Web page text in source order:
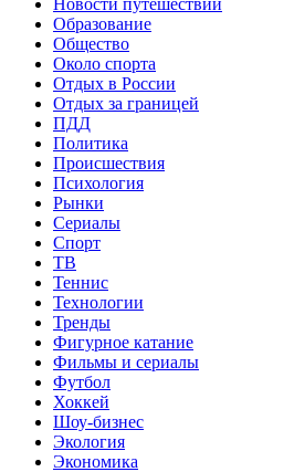
Образование
Общество
Около спорта
Отдых в России
Отдых за границей
ПДД
Политика
Происшествия
Психология
Рынки
Сериалы
Спорт
ТВ
Теннис
Технологии
Тренды
Фигурное катание
Фильмы и сериалы
Футбол
Хоккей
Шоу-бизнес
Экология
Экономика